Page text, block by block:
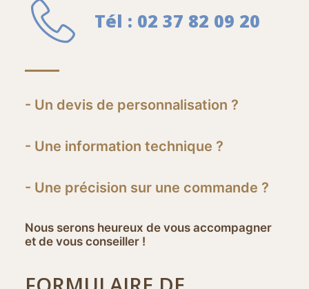
Tél : 02 37 82 09 20
- Un devis de personnalisation ?
- Une information technique ?
- Une précision sur une commande ?
Nous serons heureux de vous accompagner
et de vous conseiller !